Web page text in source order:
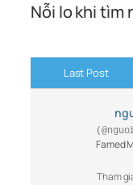
Nỗi lo khi tìm
Last Post
Famed
Tham